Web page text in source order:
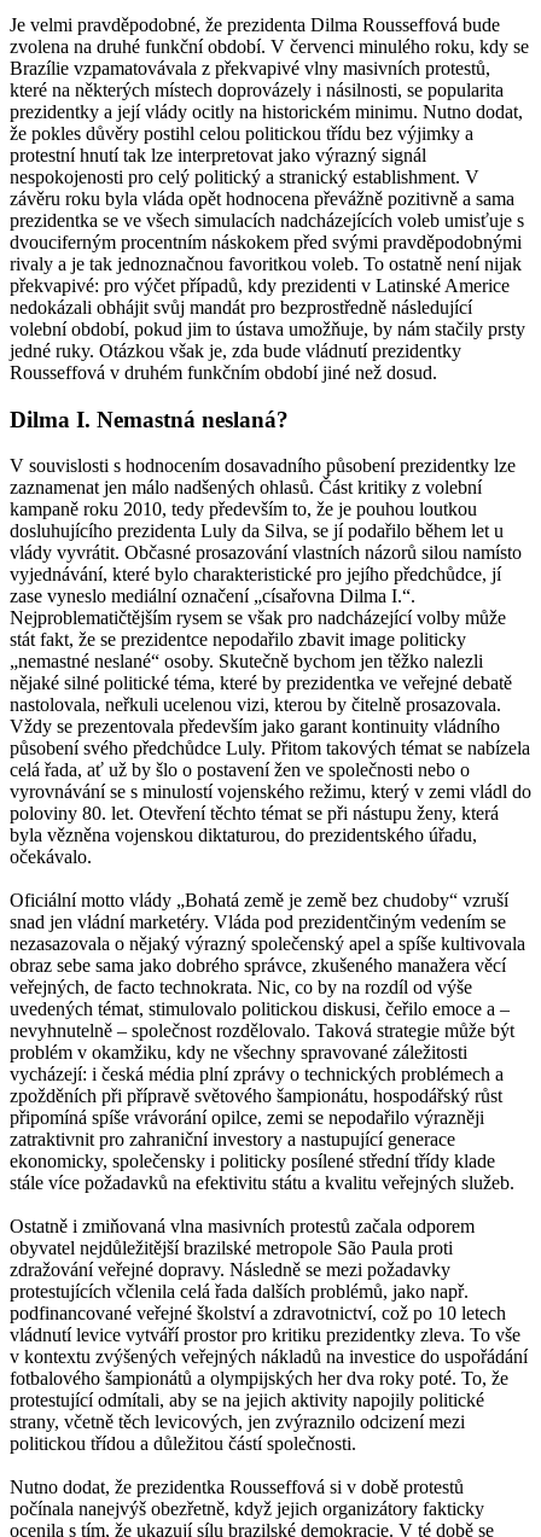
Je velmi pravděpodobné, že prezidenta Dilma Rousseffová bude
zvolena na druhé funkční období. V červenci minulého roku, kdy se
Brazílie vzpamatovávala z překvapivé vlny masivních protestů,
které na některých místech doprovázely i násilnosti, se popularita
prezidentky a její vlády ocitly na historickém minimu. Nutno dodat,
že pokles důvěry postihl celou politickou třídu bez výjimky a
protestní hnutí tak lze interpretovat jako výrazný signál
nespokojenosti pro celý politický a stranický establishment. V
závěru roku byla vláda opět hodnocena převážně pozitivně a sama
prezidentka se ve všech simulacích nadcházejících voleb umisťuje s
dvouciferným procentním náskokem před svými pravděpodobnými
rivaly a je tak jednoznačnou favoritkou voleb. To ostatně není nijak
překvapivé: pro výčet případů, kdy prezidenti v Latinské Americe
nedokázali obhájit svůj mandát pro bezprostředně následující
volební období, pokud jim to ústava umožňuje, by nám stačily prsty
jedné ruky. Otázkou však je, zda bude vládnutí prezidentky
Rousseffová v druhém funkčním období jiné než dosud.
Dilma I. Nemastná neslaná?
V souvislosti s hodnocením dosavadního působení prezidentky lze
zaznamenat jen málo nadšených ohlasů. Část kritiky z volební
kampaně roku 2010, tedy především to, že je pouhou loutkou
dosluhujícího prezidenta Luly da Silva, se jí podařilo během let u
vlády vyvrátit. Občasné prosazování vlastních názorů silou namísto
vyjednávání, které bylo charakteristické pro jejího předchůdce, jí
zase vyneslo mediální označení „císařovna Dilma I.“.
Nejproblematičtějším rysem se však pro nadcházející volby může
stát fakt, že se prezidentce nepodařilo zbavit image politicky
„nemastné neslané“ osoby. Skutečně bychom jen těžko nalezli
nějaké silné politické téma, které by prezidentka ve veřejné debatě
nastolovala, neřkuli ucelenou vizi, kterou by čitelně prosazovala.
Vždy se prezentovala především jako garant kontinuity vládního
působení svého předchůdce Luly. Přitom takových témat se nabízela
celá řada, ať už by šlo o postavení žen ve společnosti nebo o
vyrovnávání se s minulostí vojenského režimu, který v zemi vládl do
poloviny 80. let. Otevření těchto témat se při nástupu ženy, která
byla vězněna vojenskou diktaturou, do prezidentského úřadu,
očekávalo.
Oficiální motto vlády „Bohatá země je země bez chudoby“ vzruší
snad jen vládní marketéry. Vláda pod prezidentčiným vedením se
nezasazovala o nějaký výrazný společenský apel a spíše kultivovala
obraz sebe sama jako dobrého správce, zkušeného manažera věcí
veřejných, de facto technokrata. Nic, co by na rozdíl od výše
uvedených témat, stimulovalo politickou diskusi, čeřilo emoce a –
nevyhnutelně – společnost rozdělovalo. Taková strategie může být
problém v okamžiku, kdy ne všechny spravované záležitosti
vycházejí: i česká média plní zprávy o technických problémech a
zpožděních při přípravě světového šampionátu, hospodářský růst
připomíná spíše vrávorání opilce, zemi se nepodařilo výrazněji
zatraktivnit pro zahraniční investory a nastupující generace
ekonomicky, společensky i politicky posílené střední třídy klade
stále více požadavků na efektivitu státu a kvalitu veřejných služeb.
Ostatně i zmiňovaná vlna masivních protestů začala odporem
obyvatel nejdůležitější brazilské metropole São Paula proti
zdražování veřejné dopravy. Následně se mezi požadavky
protestujících včlenila celá řada dalších problémů, jako např.
podfinancované veřejné školství a zdravotnictví, což po 10 letech
vládnutí levice vytváří prostor pro kritiku prezidentky zleva. To vše
v kontextu zvýšených veřejných nákladů na investice do uspořádání
fotbalového šampionátů a olympijských her dva roky poté. To, že
protestující odmítali, aby se na jejich aktivity napojily politické
strany, včetně těch levicových, jen zvýraznilo odcizení mezi
politickou třídou a důležitou částí společnosti.
Nutno dodat, že prezidentka Rousseffová si v době protestů
počínala nanejvýš obezřetně, když jejich organizátory fakticky
ocenila s tím, že ukazují sílu brazilské demokracie. V té době se